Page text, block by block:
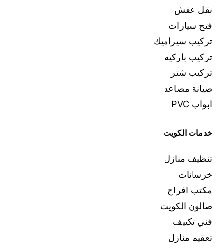
نقل عفش
فتح سيارات
تركيب سيراميك
تركيب باركيه
تركيب شتر
صيانة مصاعد
ابواب PVC
خدمات الكويت
تنظيف منازل
خرسانات
مكتب افراح
صالون الكويت
فني تكييف
تعقيم منازل